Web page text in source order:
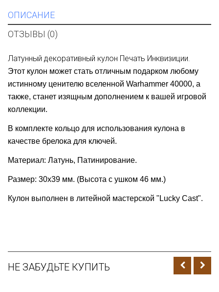
ОПИСАНИЕ
ОТЗЫВЫ (0)
Латунный декоративный кулон Печать Инквизиции.
Этот кулон может стать отличным подарком любому
истинному ценителю вселенной Warhammer 40000, а
также, станет изящным дополнением к вашей игровой
коллекции.
В комплекте кольцо для использования кулона в
качестве брелока для ключей.
Материал: Латунь, Патинирование.
Размер: 30x39 мм. (Высота с ушком 46 мм.)
Кулон выполнен в литейной мастерской "Lucky Cast".
НЕ ЗАБУДЬТЕ КУПИТЬ